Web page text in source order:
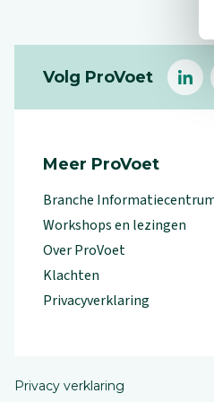
Volg ProVoet
Meer ProVoet
Branche
Workshops en lezingen
Over ProVoet
Klachten
Privacyverklaring
Privacy verklaring